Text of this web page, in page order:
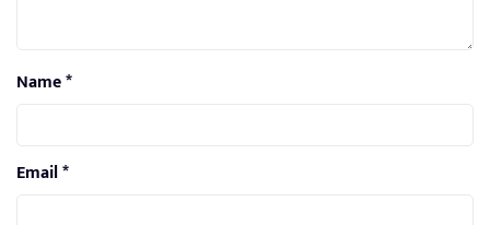
Name*
Email*